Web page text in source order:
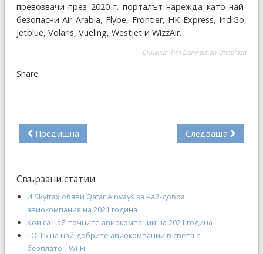
превозвачи през 2020 г. порталът нарежда като най-
безопасни Air Arabia, Flybe, Frontier, HK Express, IndiGo,
Jetblue, Volaris, Vueling, Westjet и WizzAir.
Снимка: Tim Dennert on Unsplash
Share
Предишна Следваща
Свързани статии
И Skytrax обяви Qatar Airways за най-добра
авиокомпания на 2021 година
Кои са най-точните авиокомпании на 2021 година
ТОП 5 на най-добрите авиокомпании в света с
безплатен Wi-Fi